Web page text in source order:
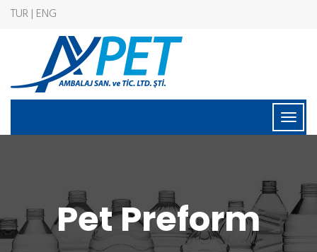
TUR | ENG
Pet Preform